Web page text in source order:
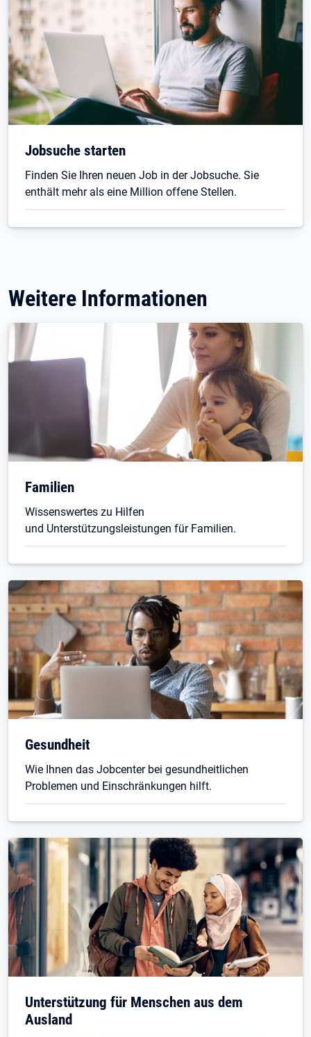
Jobsuche starten
Finden Sie Ihren neuen Job in der Jobsuche. Sie
enthält mehr als eine Million offene Stellen.
Weitere Informationen
Familien
Wissenswertes zu Hilfen
und Unterstützungsleistungen für Familien.
Gesundheit
Wie Ihnen das Jobcenter bei gesundheitlichen
Problemen und Einschränkungen hilft.
Unterstützung für Menschen aus dem
Ausland